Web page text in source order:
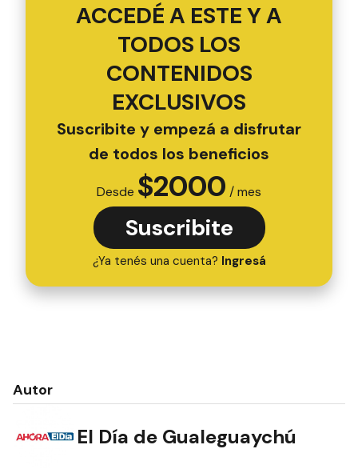
ACCEDÉ A ESTE Y A
TODOS LOS
CONTENIDOS
EXCLUSIVOS
Suscribite y empezá a disfrutar
de todos los beneficios
Desde $2000 / mes
Suscribite
¿Ya tenés una cuenta? Ingresá
Autor
El Día de Gualeguaychú